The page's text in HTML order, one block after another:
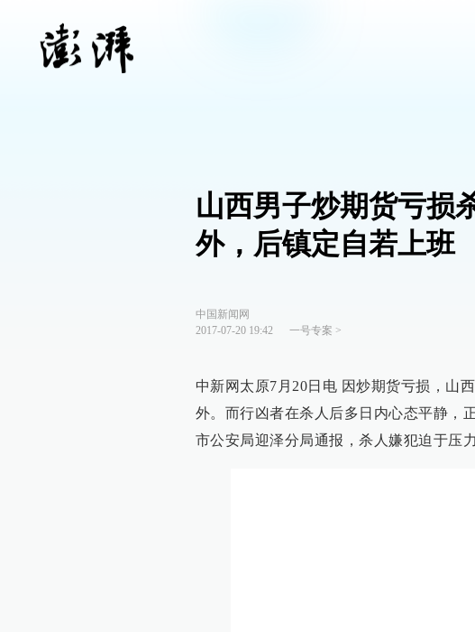
山西男子炒期货亏损
外，后镇定自若上班
中国新闻网
2017-07-20 19:42
一号专案 >
中新网太原7月20日电 因炒期货亏损，山
外。而行凶者在杀人后多日内心态平静，
市公安局迎泽分局通报，杀人嫌犯迫于压